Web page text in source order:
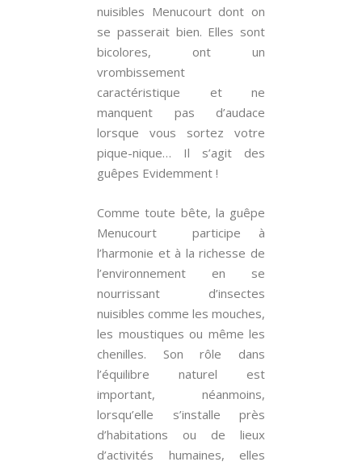
nuisibles Menucourt dont on
se passerait bien. Elles sont
bicolores, ont un
vrombissement
caractéristique et ne
manquent pas d’audace
lorsque vous sortez votre
pique-nique… Il s’agit des
guêpes Evidemment !
Comme toute bête, la guêpe
Menucourt participe à
l’harmonie et à la richesse de
l’environnement en se
nourrissant d’insectes
nuisibles comme les mouches,
les moustiques ou même les
chenilles. Son rôle dans
l’équilibre naturel est
important, néanmoins,
lorsqu’elle s’installe près
d’habitations ou de lieux
d’activités humaines, elles